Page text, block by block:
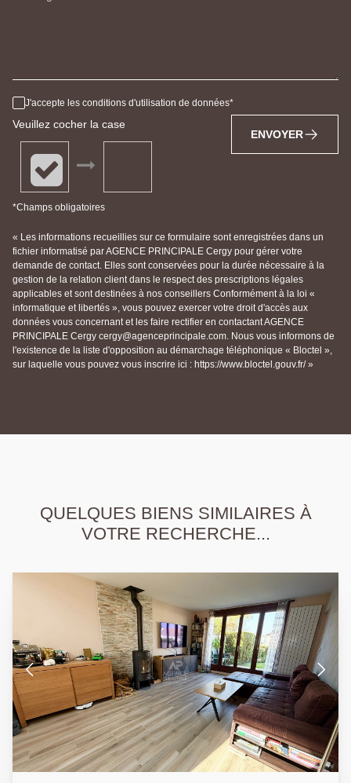
J'accepte les conditions d'utilisation de données
Veuillez cocher la case
*Champs obligatoires
ENVOYER
« Les informations recueillies sur ce formulaire sont enregistrées dans un
fichier informatisé par AGENCE PRINCIPALE Cergy pour gérer votre
demande de contact. Elles sont conservées pour la durée nécessaire à la
gestion de la relation client dans le respect des prescriptions légales
applicables et sont destinées à nos conseillers Conformément à la loi «
informatique et libertés », vous pouvez exercer votre droit d'accès aux
données vous concernant et les faire rectifier en contactant AGENCE
PRINCIPALE Cergy cergy@agenceprincipale.com. Nous vous informons de
l'existence de la liste d'opposition au démarchage téléphonique « Bloctel »,
sur laquelle vous pouvez vous inscrire ici : https://www.bloctel.gouv.fr/ »
QUELQUES BIENS SIMILAIRES À
VOTRE RECHERCHE...